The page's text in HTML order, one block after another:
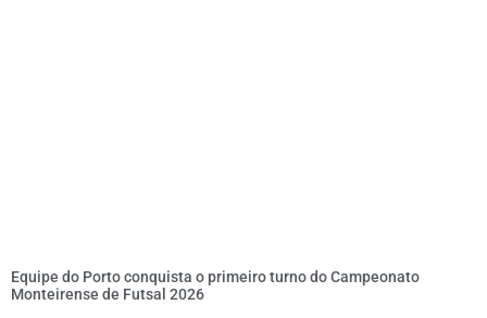
Equipe do Porto conquista o primeiro turno do Campeonato
Monteirense de Futsal 2026